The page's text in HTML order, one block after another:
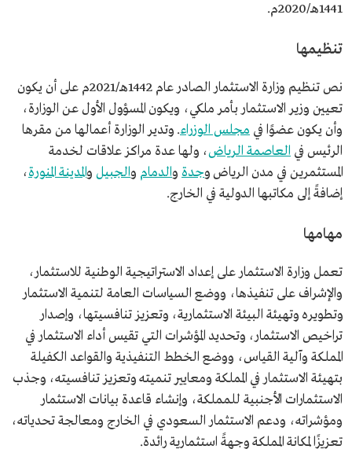
1441هـ/2020م.
تنظيمها
نص تنظيم وزارة الاستثمار الصادر عام 1442هـ/2021م على أن يكون
تعيين وزير الاستثمار بأمر ملكي، ويكون المسؤول الأول عن الوزارة،
وأن يكون عضوًا في مجلس الوزراء. وتدير الوزارة أعمالها من مقرها
الرئيس في العاصمة الرياض، ولها عدة مراكز علاقات لخدمة
المستثمرين في مدن الرياض وجدة والدمام والجبيل والمدينة المنورة،
إضافةً إلى مكاتبها الدولية في الخارج.
مهامها
تعمل وزارة الاستثمار على إعداد الاستراتيجية الوطنية للاستثمار،
والإشراف على تنفيذها، ووضع السياسات العامة لتنمية الاستثمار
وتطويره وتهيئة البيئة الاستثمارية، وتعزيز تنافسيتها، وإصدار
تراخيص الاستثمار، وتحديد المؤشرات التي تقيس أداء الاستثمار في
المملكة وآلية القياس، ووضع الخطط التنفيذية والقواعد الكفيلة
بتهيئة الاستثمار في المملكة ومعايير تنميته وتعزيز تنافسيته، وجذب
الاستثمارات الأجنبية للمملكة، وإنشاء قاعدة بيانات الاستثمار
ومؤشراته، ودعم الاستثمار السعودي في الخارج ومعالجة تحدياته،
تعزيزًا لمكانة المملكة وجهةً استثمارية رائدة.